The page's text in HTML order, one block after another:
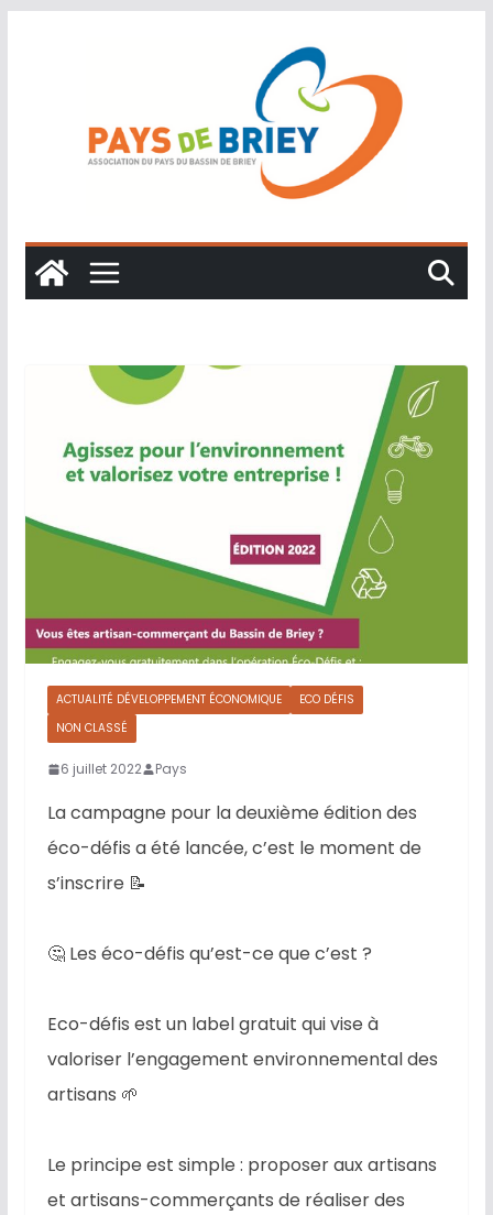
ACTUALITÉ DÉVELOPPEMENT ÉCONOMIQUE
ECO DÉFIS
NON CLASSÉ
6 juillet 2022 Pays
La campagne pour la deuxième édition des
éco-défis a été lancée, c’est le moment de
s’inscrire 📝
🤔 Les éco-défis qu’est-ce que c’est ?
Eco-défis est un label gratuit qui vise à
valoriser l’engagement environnemental des
artisans 🌱
Le principe est simple : proposer aux artisans
et artisans-commerçants de réaliser des